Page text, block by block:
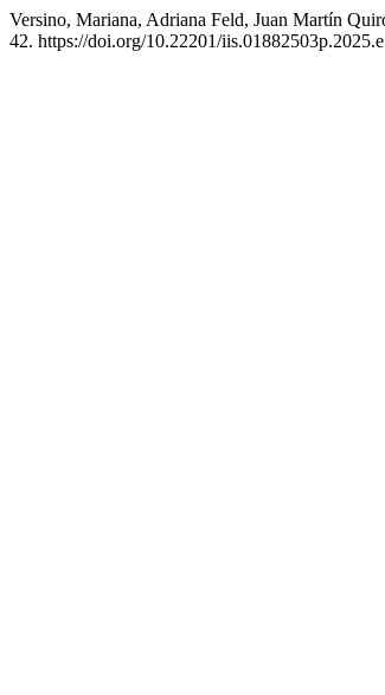
Versino, Mariana, Adriana Feld, Juan Martín
42. https://doi.org/10.22201/